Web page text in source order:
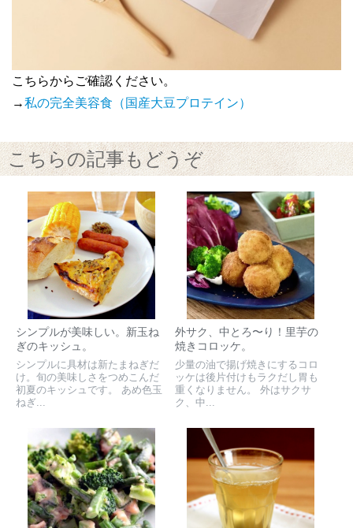
こちらからご確認ください。
→私の完全美容食（国産大豆プロテイン）
こちらの記事もどうぞ
シンプルが美味しい。新玉ね
ぎのキッシュ。
シンプルに具材は新たまねぎだ
け。旬の美味しさをつめこんだ
初夏のキッシュです。 あめ色玉
ねぎ...
外サク、中とろ〜り！里芋の
焼きコロッケ。
少量の油で揚げ焼きにするコロ
ッケは後片付けもラクだし胃も
重くなりません。 外はサクサ
ク、中...